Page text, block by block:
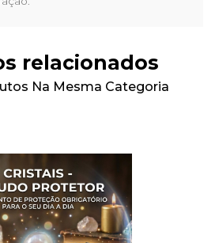
relacionados
Na Mesma Categoria